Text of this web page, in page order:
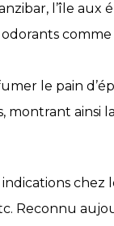
l’île aux
le pain
ainsi
chez
Reconnu